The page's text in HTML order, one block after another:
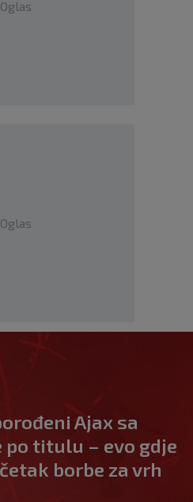
Oglas
Oglas
Ajax sa
po titulu – evo gdje
borbe za vrh